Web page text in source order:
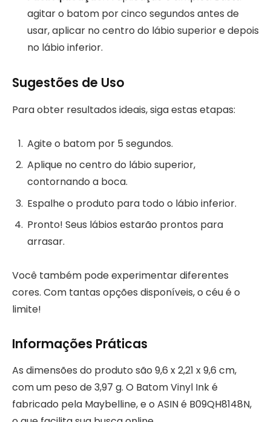
agitar o batom por cinco segundos antes de
usar, aplicar no centro do lábio superior e depois
no lábio inferior.
Sugestões de Uso
Para obter resultados ideais, siga estas etapas:
Agite o batom por 5 segundos.
Aplique no centro do lábio superior,
contornando a boca.
Espalhe o produto para todo o lábio inferior.
Pronto! Seus lábios estarão prontos para
arrasar.
Você também pode experimentar diferentes
cores. Com tantas opções disponíveis, o céu é o
limite!
Informações Práticas
As dimensões do produto são 9,6 x 2,21 x 9,6 cm,
com um peso de 3,97 g. O Batom Vinyl Ink é
fabricado pela Maybelline, e o ASIN é B09QH8148N,